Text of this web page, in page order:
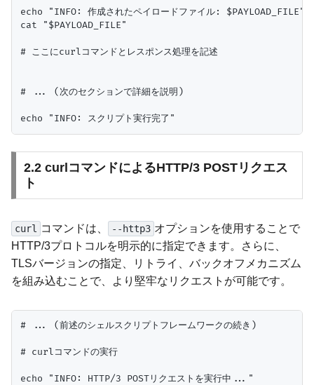
echo "INFO: 作成されたペイロードファイル: $PAYLOAD_FILE"
cat "$PAYLOAD_FILE"
# ここにcurlコマンドとレスポンス処理を記述
# ... (次のセクションで詳細を説明)
2.2 curlコマンドによるHTTP/3 POSTリクエス
ト
curl コマンドは、 --http3 オプションを使用することで
HTTP/3プロトコルを明示的に指定できます。さらに、
TLSバージョンの指定、リトライ、バックオフメカニズム
を組み込むことで、より堅牢なリクエストが可能です。
# ... (前述のシェルスクリプトフレームワークの続き)
# curlコマンドの実行
echo "INFO: HTTP/3 POSTリクエストを実行中..."